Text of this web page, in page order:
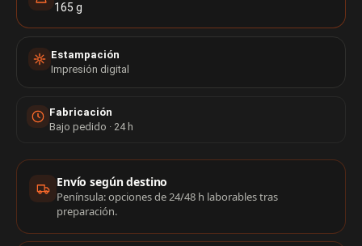
165 g
Estampación
Impresión digital
Fabricación
Bajo pedido · 24 h
Información de compra
Envío según destino
Península: opciones de 24/48 h laborables tras
preparación.